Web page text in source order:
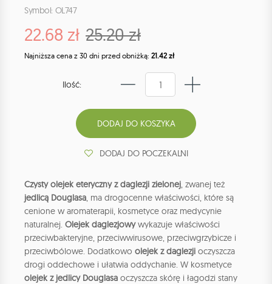
Symbol: OL747
22.68 zł 25.20 zł
Najniższa cena z 30 dni przed obniżką: 21.42 zł
Ilość:
DODAJ DO POCZEKALNI
Czysty olejek eteryczny z daglezji zielonej, zwanej też
jedlicą Douglasa, ma drogocenne właściwości, które są
cenione w aromaterapii, kosmetyce oraz medycynie
naturalnej. Olejek daglezjowywykazuje właściwości
przeciwbakteryjne, przeciwwirusowe, przeciwgrzybicze i
przeciwbólowe. Dodatkowo olejek z daglezji oczyszcza
drogi oddechowe i ułatwia oddychanie. W kosmetyce
olejek z jedlicy Douglasa oczyszcza skórę i łagodzi stany